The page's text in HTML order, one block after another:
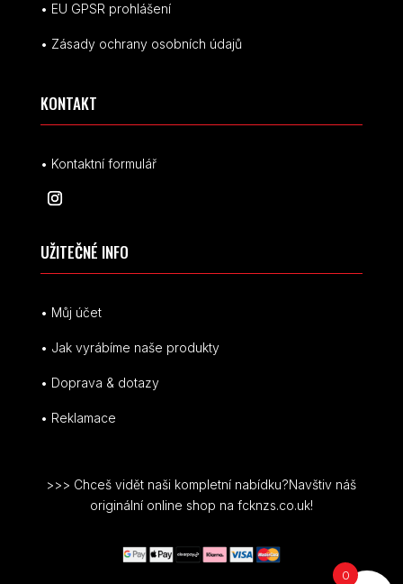
• EU GPSR prohlášení
• Zásady ochrany osobních údajů
KONTAKT
• Kontaktní formulář
UŽITEČNÉ INFO
• Můj účet
• Jak vyrábíme naše produkty
• Doprava & dotazy
• Reklamace
>>> Chceš vidět naši kompletní nabídku?Navštiv náš
originální online shop na fcknzs.co.uk!
0